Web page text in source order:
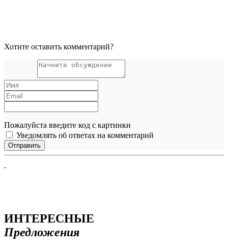
Хотите оставить комментарий?
Пожалуйста введите код с картинки
Уведомлять об ответах на комментарий
ИНТЕРЕСНЫЕ
Предложения